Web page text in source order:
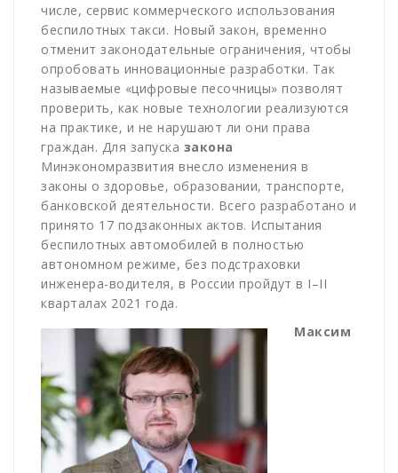
числе, сервис коммерческого использования
беспилотных такси. Новый закон, временно
отменит законодательные ограничения, чтобы
опробовать инновационные разработки. Так
называемые «цифровые песочницы» позволят
проверить, как новые технологии реализуются
на практике, и не нарушают ли они права
граждан. Для запуска закона
Минэкономразвития внесло изменения в
законы о здоровье, образовании, транспорте,
банковской деятельности. Всего разработано и
принято 17 подзаконных актов. Испытания
беспилотных автомобилей в полностью
автономном режиме, без подстраховки
инженера-водителя, в России пройдут в I–II
кварталах 2021 года.
Максим